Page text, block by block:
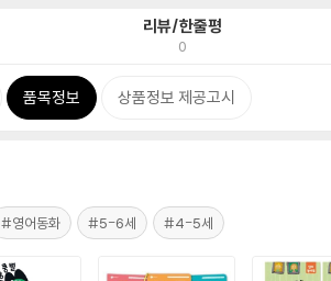
리뷰/한줄평
0
품목정보 상품정보 제공고시
#영어동화 #5-6세 #4-5세